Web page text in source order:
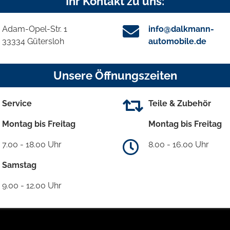
Adam-Opel-Str. 1
33334 Gütersloh
info@dalkmann-
automobile.de
Unsere Öffnungszeiten
Service
Montag bis Freitag
7.00 - 18.00 Uhr
Samstag
9.00 - 12.00 Uhr
Teile & Zubehör
Montag bis Freitag
8.00 - 16.00 Uhr